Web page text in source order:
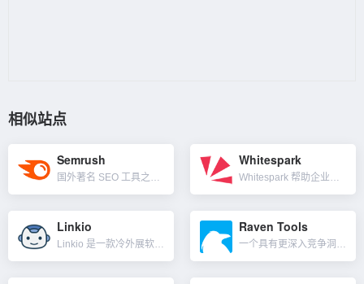
相似站点
Semrush
国外著名 SEO 工具之一，专门从事关键字研究、竞争对手分析和谷歌广告活动优化。是一个用于搜索、内容、社交媒体和市场研究的工具，有超过 142 个国家/地区的数据。功能涵盖关键字排名跟踪器、站点健康检...
Whitespark
Whitespark 帮助企业从 Google 获得更多本地客户。使用 Whitespark 的软件、SEO 服务和引文服务提高排名、推动业务并快速跟踪你的本地 SEO 成功。为企业、机构和小型企业解...
Linkio
Linkio 是一款冷外展软件，可帮助您预测和自动化外展。其特点是流程友好的外展自动化，包括查找潜在的联系人电子邮件、更自然的锚文本建议、排名追踪器、反向链接监控等。其免费工具：电子邮件外展模板、自然...
Raven Tools
一个具有更深入竞争洞察力的 SEO + SEM 多合一平台工具。Site Auditor 可以快速分析你的网站，以找出所有可能阻碍你的网站在 Google、Bing 和 Yahoo 等搜索引擎上排名的...